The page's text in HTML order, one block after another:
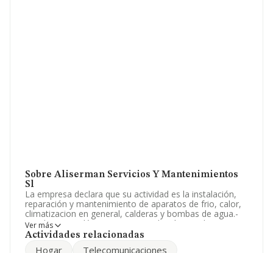
Sobre Aliserman Servicios Y Mantenimientos
Sl
La empresa declara que su actividad es la instalación,
reparación y mantenimiento de aparatos de frio, calor,
climatizacion en general, calderas y bombas de agua.-
instalaciones eléctricas en general, así como la
reparación y mantenimiento de redes eléctricas. La
Ver más
Actividades relacionadas
Hogar
Telecomunicaciones